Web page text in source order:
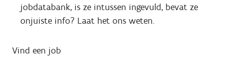
jobdatabank, is ze intussen ingevuld, bevat ze
onjuiste info? Laat het ons weten.
Vind een job